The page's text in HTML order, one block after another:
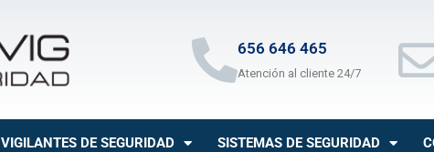
656 646 465
Atención al cliente 24/7
VIGILANTES DE SEGURIDAD SISTEMAS DE SEGURIDAD